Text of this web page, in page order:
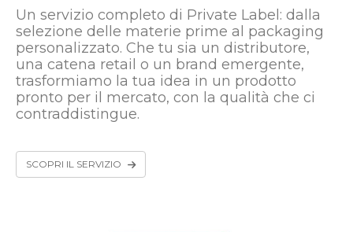
Un servizio completo di Private Label: dalla
selezione delle materie prime al packaging
personalizzato. Che tu sia un distributore,
una catena retail o un brand emergente,
trasformiamo la tua idea in un prodotto
pronto per il mercato, con la qualità che ci
contraddistingue.
SCOPRI IL SERVIZIO